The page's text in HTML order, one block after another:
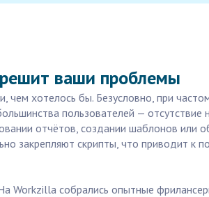
ваши проблемы
хотелось бы. Безусловно, при
пользователей —
отчётов, создании шаблонов или
закрепляют скрипты, что приводит к
Workzilla собрались опытные